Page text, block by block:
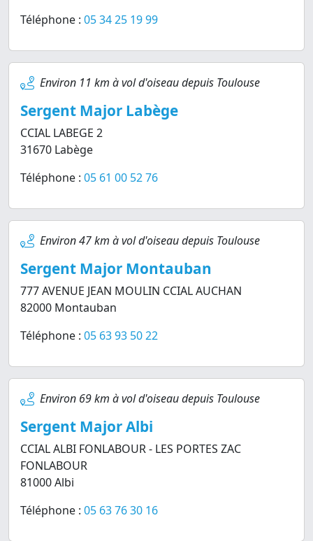
Téléphone : 05 34 25 19 99
Environ 11 km à vol d'oiseau depuis Toulouse
Sergent Major Labège
CCIAL LABEGE 2
31670 Labège
Téléphone : 05 61 00 52 76
Environ 47 km à vol d'oiseau depuis Toulouse
Sergent Major Montauban
777 AVENUE JEAN MOULIN CCIAL AUCHAN
82000 Montauban
Téléphone : 05 63 93 50 22
Environ 69 km à vol d'oiseau depuis Toulouse
Sergent Major Albi
CCIAL ALBI FONLABOUR - LES PORTES ZAC
FONLABOUR
81000 Albi
Téléphone : 05 63 76 30 16